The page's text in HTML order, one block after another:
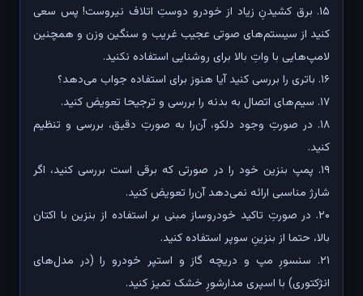
۱۵. برق کشیدنِ زیاد از خودرو دوستِ اتلاف نیروست! پس سعی
کنید از سیستم‌های صوتی عجیب غریب و سنگین وزن و همچنین
لامپ‌هایی با واتِ بالا برای روشنایی استفاده نکنید.
۱۶. باتری را بررسی کنید آیا هنوز برای استفاده جواب می‌دهد؟
۱۷. سیم‌های اتصال به بدنه را بررسی و ترجیحا تعویض کنید.
۱۸. در صورتِ وجود دلکو، آن‌را به صورتِ دقیق، بررسی و تنظیم
کنید.
۱۹. پمپ بنزین خود را در صورتی که برقی است بررسی کنید، اگر
شارژ مناسبی ارائه نمی‌دهد آن‌را تعویض کنید.
۲۰. در صورتِ تاکید خودروساز مبنی بر استفاده از بنزین با اکتان
بالا، حتما از بنزینِ سوپر استفاده کنید.
۲۱. سنسورِ مپ و دریچه گاز و استپر خودرو را (در مدل‌های
انژکتوری) با اسپری مدارشورِ خشک تمیز کنید.